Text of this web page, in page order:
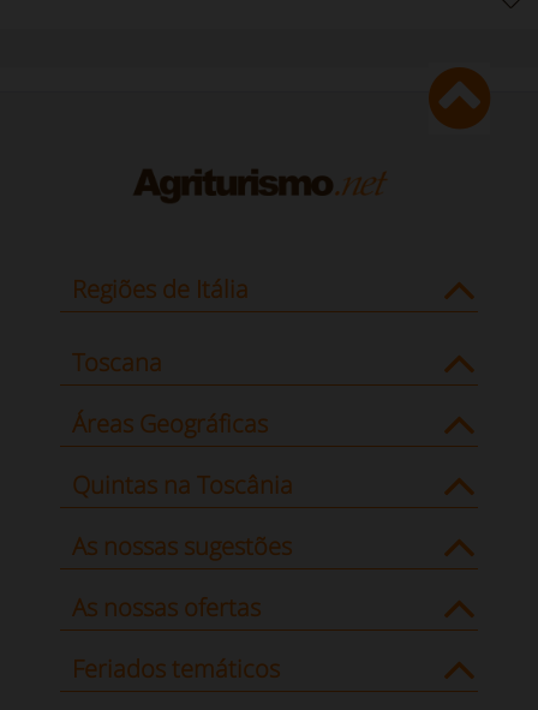
Regiões de Itália
Toscana
Áreas Geográficas
Quintas na Toscânia
As nossas sugestões
As nossas ofertas
Feriados temáticos